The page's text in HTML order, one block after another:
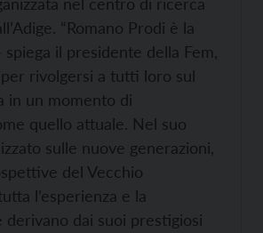
“Romano Prodi è la
il presidente della Fem,
rivolgersi a tutti loro sul
in un momento di
quello attuale. Nel suo
sulle nuove generazioni,
del Vecchio
l’esperienza e la
derivano dai suoi prestigiosi